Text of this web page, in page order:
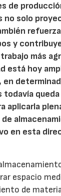
de
no solo
y
más
está hoy
en
todavía
aplicarla
de
en esta
espacio
de